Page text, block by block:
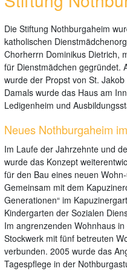
Die Stiftung Nothburgaheim
katholischen
Chorherrn Dominikus Dietrich,
für Dienstmädchen gegründet.
wurde der Propst von St.
Damals wurde das Haus am
Ledigenheim und
Neues Nothburgaheim
Im Laufe der Jahrzehnte und
wurde das Konzept
für den Bau eines neuen
Gemeinsam mit dem
Generationen“ im
Kindergarten der Sozialen
Im angrenzenden Wohnhaus
Stockwerk mit fünf betreuten
verbunden. 2005 wurde das
Tagespflege in der